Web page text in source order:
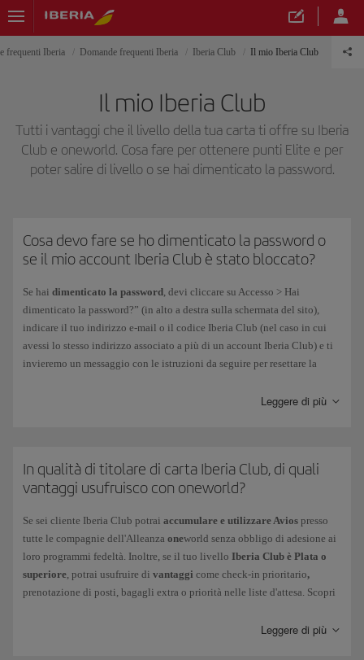
frequenti Iberia Domande frequenti Iberia Iberia Club Il mio Iberia Club
Il mio Iberia Club
Tutti i vantaggi che il livello della tua carta ti offre su Iberia
Club e oneworld. Cosa fare per ottenere punti Elite e per
poter salire di livello o se hai dimenticato la password.
Cosa devo fare se ho dimenticato la password o
se il mio account Iberia Club è stato bloccato?
Se hai dimenticato la password, devi cliccare su Accesso > Hai
dimenticato la password?” (in alto a destra sulla schermata del sito),
indicare il tuo indirizzo e-mail o il codice Iberia Club (nel caso in cui
avessi lo stesso indirizzo associato a più di un account Iberia Club) e ti
invieremo un messaggio con le istruzioni da seguire per resettare la
consigliabile eliminare la cronologia e le password di Iberia.com sul tuo
stesso sistema al momento dell'inserimento. Ricorda che dovrai scegliere
una password diversa. Puoi sostituirla con quella che preferisci
inizio sessione.
Se il tuo account è stato bloccato
, contattaci compilando
questo
La carta Iberia Club non necessita di riattivazione, neanche durante i
Leggere di più
In qualità di titolare di carta Iberia Club, di quali
vantaggi usufruisco con oneworld?
Se sei cliente Iberia Club potrai accumulare e utilizzare Avios presso
tutte le compagnie dell'Alleanza oneworld senza obbligo di adesione ai
loro programmi fedeltà. Inoltre, se il tuo livello Iberia Club è Plata o
superiore, potrai usufruire di vantaggi come check-in prioritario,
prenotazione di posti, bagagli extra o priorità nelle liste d'attesa. Scopri
Leggere di più